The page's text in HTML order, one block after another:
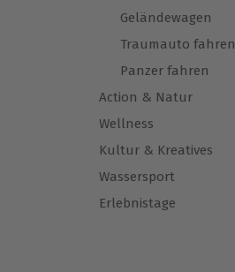
Geländewagen
Traumauto fahren
Panzer fahren
Action & Natur
Wellness
Kultur & Kreatives
Wassersport
Erlebnistage